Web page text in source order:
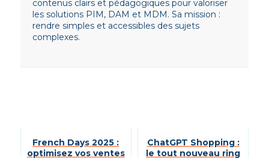
contenus clairs et pédagogiques pour valoriser
les solutions PIM, DAM et MDM. Sa mission :
rendre simples et accessibles des sujets
complexes.
French Days 2025 :
optimisez vos ventes
ChatGPT Shopping :
le tout nouveau ring